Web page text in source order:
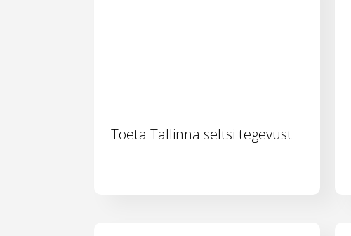
Toeta Tallinna seltsi tegevust